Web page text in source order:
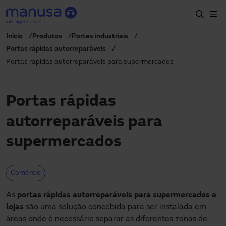
Passar para o conteúdo principal
Produtos e setores
Especificação
Projetos
Blog
Sobre nós
+351 214 787 270
portugal@manusa.com
Início Produtos
Portas industriais
Portas rápidas autorreparáveis
Portas rápidas autorreparáveis para supermercados
Portas rápidas
autorreparáveis para
supermercados
Comércio
As portas rápidas autorreparáveis para supermercados e
lojas são uma solução concebida para ser instalada em
áreas onde é necessário separar as diferentes zonas de